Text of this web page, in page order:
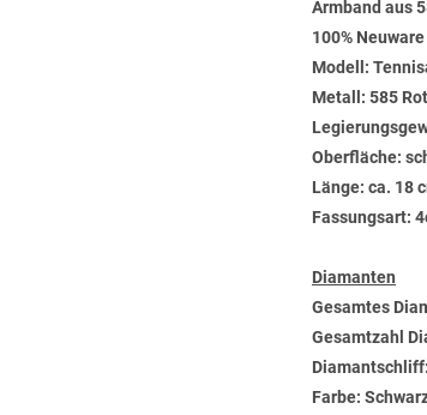
Armband aus
100%
Modell:
Metall: 585
Oberfläche:
Länge: ca. 18
Fassungsart:
Diamanten
Gesamtes
Gesamtzahl
Farbe: